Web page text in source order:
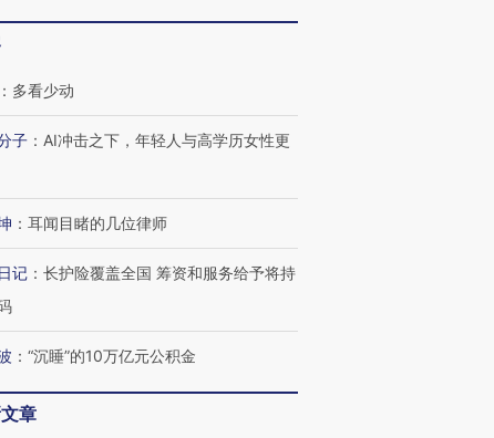
走私7万
体内含3种
视线｜被称为“蟑螂”的印
度Z世代 用街头抗争将教
视线｜“入侵”还是“人道危
机”？难民潮撕裂西班牙
四届链博
“链”接产
： 多看少动
子 ： AI冲击之下，年轻人与高学历女性更
： 耳闻目睹的几位律师
记 ： 长护险覆盖全国 筹资和服务给予将持
： “沉睡”的10万亿元公积金
章